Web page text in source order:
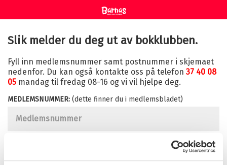
Slik melder du deg ut av bokklubben.
Fyll inn medlemsnummer samt postnummer i skjemaet
nedenfor. Du kan også kontakte oss på telefon 37 40 08
05 mandag til fredag 08-16 og vi vil hjelpe deg.
MEDLEMSNUMMER: (dette finner du i medlemsbladet)